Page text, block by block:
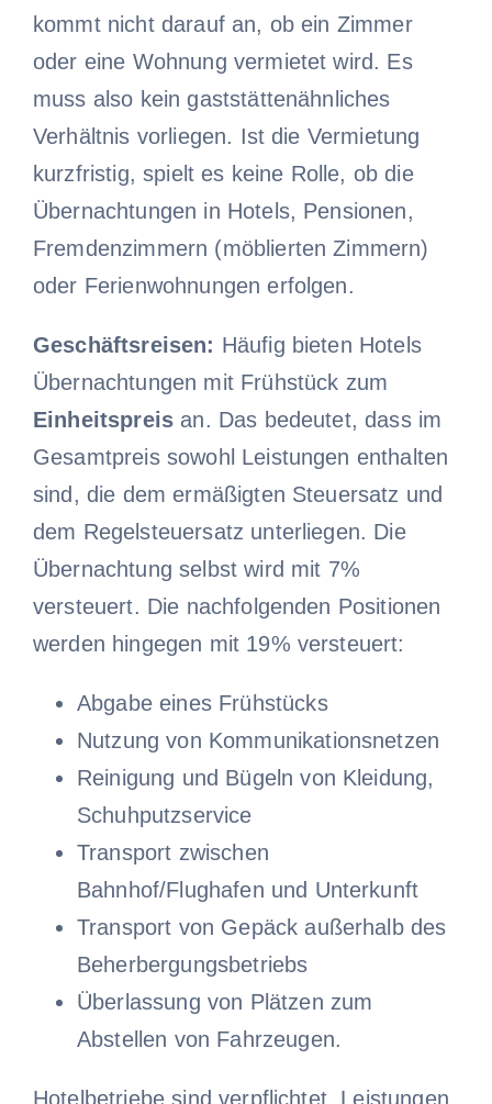
kommt nicht darauf an, ob ein Zimmer
oder eine Wohnung vermietet wird. Es
muss also kein gaststättenähnliches
Verhältnis vorliegen. Ist die Vermietung
kurzfristig, spielt es keine Rolle, ob die
Übernachtungen in Hotels, Pensionen,
Fremdenzimmern (möblierten Zimmern)
oder Ferienwohnungen erfolgen.
Geschäftsreisen: Häufig bieten Hotels
Übernachtungen mit Frühstück zum
Einheitspreis an. Das bedeutet, dass im
Gesamtpreis sowohl Leistungen enthalten
sind, die dem ermäßigten Steuersatz und
dem Regelsteuersatz unterliegen. Die
Übernachtung selbst wird mit 7%
versteuert. Die nachfolgenden Positionen
werden hingegen mit 19% versteuert:
Abgabe eines Frühstücks
Nutzung von Kommunikationsnetzen
Reinigung und Bügeln von Kleidung,
Schuhputzservice
Transport zwischen
Bahnhof/Flughafen und Unterkunft
Transport von Gepäck außerhalb des
Beherbergungsbetriebs
Überlassung von Plätzen zum
Abstellen von Fahrzeugen.
Hotelbetriebe sind verpflichtet, Leistungen